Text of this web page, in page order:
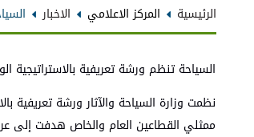
الرئيسية المركز الاعلامي الاخبار
السياحة تنظم ورشة تعريفية بالاستراتيجية
نظمت وزارة السياحة والآثار ورشة تعريفية
ممثلي القطاعين العام والخاص هدفت إلى